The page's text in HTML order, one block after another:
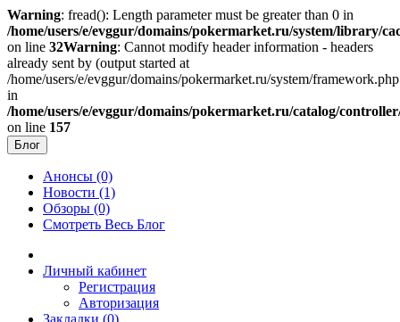
Warning: fread(): Length parameter must be greater than 0 in
/home/users/e/evggur/domains/pokermarket.ru/system/library/
on line 32Warning: Cannot modify header information - headers
already sent by (output started at
/home/users/e/evggur/domains/pokermarket.ru/system/
in
/home/users/e/evggur/domains/pokermarket.ru/catalog/
on line 157
Блог
Анонсы (0)
Новости (1)
Обзоры (0)
Смотреть Весь Блог
Личный кабинет
Регистрация
Авторизация
Закладки (0)